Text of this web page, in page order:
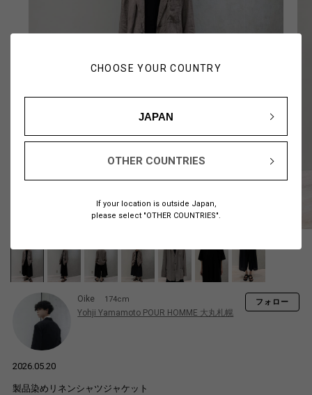
CHOOSE YOUR COUNTRY
JAPAN
OTHER COUNTRIES
If your location is outside Japan,
please select "OTHER COUNTRIES".
Oike 174cm
Yohji Yamamoto POUR HOMME 大丸札幌
フォロー
2026.05.20
製品染めリネンシャツジャケット